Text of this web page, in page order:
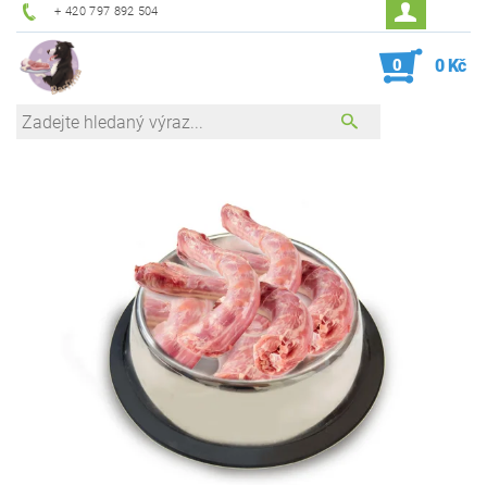
+ 420 797 892 504
0 0 Kč